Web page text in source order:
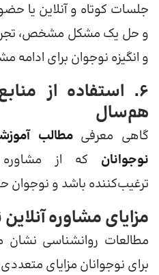
جلسات کوتاه و آنلاین یا
و حل یک مشکل مشخص،
و انگیزه نوجوان برای ادامه
۶. استفاده از
هم‌سال
گاهی معرفیمطالب
نوجوانان که از مشاوره
ترغیب‌کننده باشد و
مزایای مشاوره
مطالعات روانشناسی نشان
برای نوجوانان مزایای